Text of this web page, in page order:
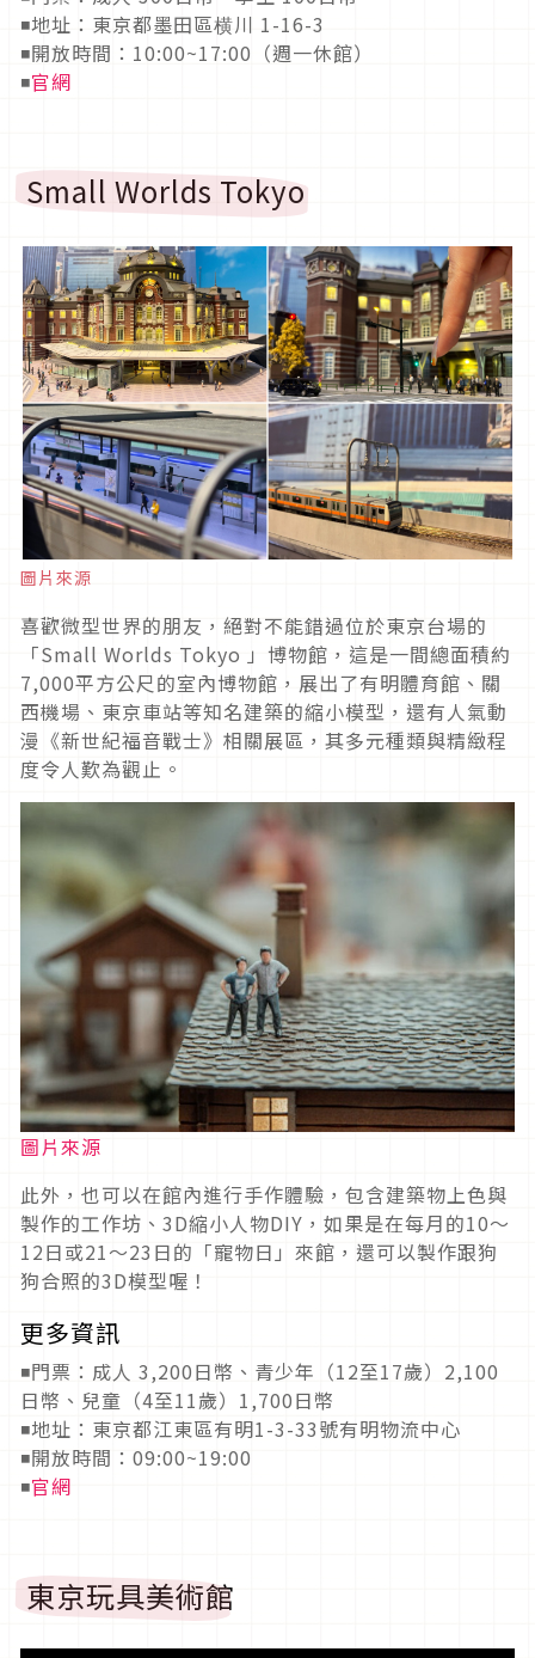
◾地址：東京都墨田區横川 1-16-3
◾開放時間：10:00~17:00（週一休館）
◾官網
Small Worlds Tokyo
圖片來源
喜歡微型世界的朋友，絕對不能錯過位於東京台場的
「Small Worlds Tokyo 」博物館，這是一間總面積約
7,000平方公尺的室內博物館，展出了有明體育館、關
西機場、東京車站等知名建築的縮小模型，還有人氣動
漫《新世紀福音戰士》相關展區，其多元種類與精緻程
度令人歎為觀止。
圖片來源
此外，也可以在館內進行手作體驗，包含建築物上色與
製作的工作坊、3D縮小人物DIY，如果是在每月的10～
12日或21～23日的「寵物日」來館，還可以製作跟狗
狗合照的3D模型喔！
更多資訊
◾門票：成人 3,200日幣、青少年（12至17歲）2,100
日幣、兒童（4至11歲）1,700日幣
◾地址：東京都江東區有明1-3-33號有明物流中心
◾開放時間：09:00~19:00
◾官網
東京玩具美術館